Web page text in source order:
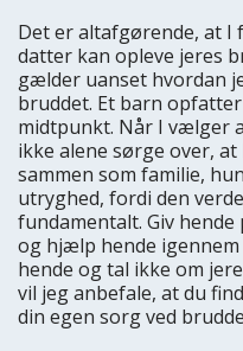
Det er altafgørende, at I
datter kan opleve jeres
gælder uanset hvordan
bruddet. Et barn
midtpunkt. Når I vælger
ikke alene sørge over,
sammen som familie,
utryghed, fordi den
fundamentalt. Giv
og hjælp hende
hende og tal ikke om
vil jeg anbefale, at du
din egen sorg ved